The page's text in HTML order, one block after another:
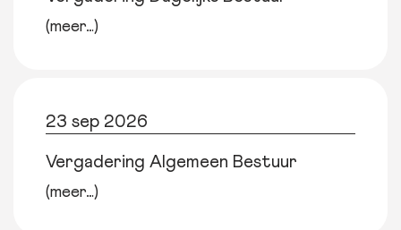
(meer…)
23 sep 2026
Vergadering Algemeen Bestuur
(meer…)